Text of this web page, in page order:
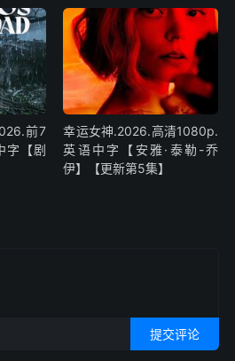
前7
字【剧
幸运女神.2026.高清1080p.
英语中字【安雅·泰勒-乔
伊】【更新第5集】
提交评论